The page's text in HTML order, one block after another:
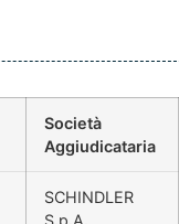
Società
Aggiudicataria
SCHINDLER